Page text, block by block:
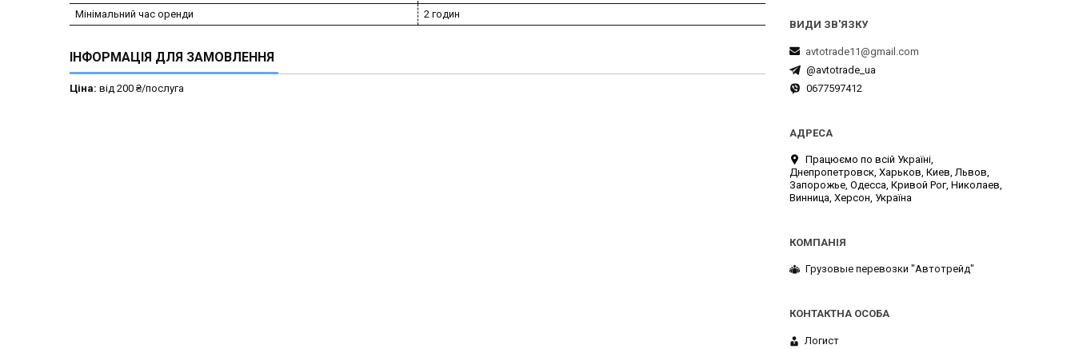
Мінімальний час оренди
2 годин
ІНФОРМАЦІЯ ДЛЯ ЗАМОВЛЕННЯ
Ціна: від 200 ₴/послуга
avtotrade11@gmail.com
@avtotrade_ua
0677597412
Працюємо по всій Україні,
Днепропетровск, Харьков, Киев, Львов,
Запорожье, Одесса, Кривой Рог, Николаев,
Винница, Херсон, Україна
Грузовые перевозки "Автотрейд"
Логист